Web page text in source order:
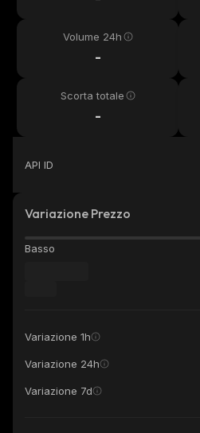
Volume 24h
-
Scorta totale
-
API ID
Variazione Prezzo
Basso
Variazione 1h
Variazione 24h
Variazione 7d